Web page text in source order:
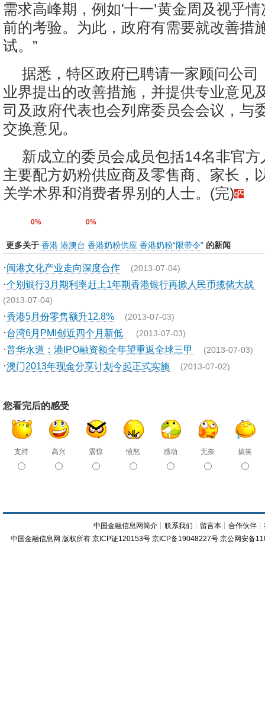
需求高峰期，例如'十一’黄金周及视乎
前的考验。为此，政府有需要就改善措
试。”
据悉，特区政府已聘请一家顾问公司
业界提出的改善措施，并提供专业意见
司及政府代表也会列席委员会会议，与
交换意见。
新成立的委员会成员包括14名非官
主要配方奶粉供应商及零售商、家长，
关学术界和消费者界别的人士。(完)
0% 0%
更多关于 香港 港澳台 香港奶粉供应 香港奶粉“限带令” 的新闻
·闽港文化产业走向深度合作 (2013-07-04)
·个别银行3月期利率赶上1年期香港银行再掀人民币揽储大战
(2013-07-04)
·香港5月份零售额升12.8% (2013-07-03)
·台湾6月PMI创近四个月新低 (2013-07-03)
·普华永道：港IPO融资额全年望重返全球三甲 (2013-07-03)
·澳门2013年现金分享计划今起正式实施 (2013-07-02)
您看完后的感受
支持 高兴 震惊 愤怒 感动 无奈 搞笑
中国金融信息网简介 ┊联系我们 ┊ 留言本 ┊合作伙伴 ┊
中国金融信息网 版权所有 京ICP证120153号 京ICP备19048227号 京公网安备